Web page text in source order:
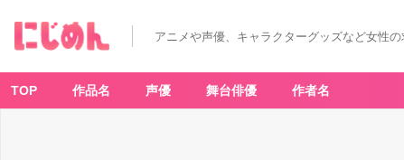
アニメや声優、キャラクターグッズなど女性
TOP 作品名 声優 舞台俳優 作者名